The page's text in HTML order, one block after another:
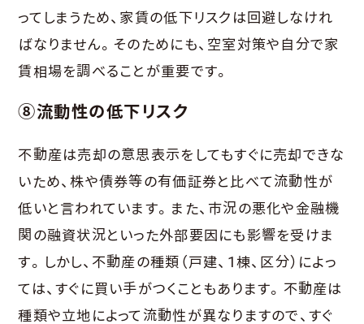
ってしまうため、家賃の低下リスクは回避しなけれ
ばなりません。そのためにも、空室対策や自分で家
賃相場を調べることが重要です。
⑧流動性の低下リスク
不動産は売却の意思表示をしてもすぐに売却できな
いため、株や債券等の有価証券と比べて流動性が
低いと言われています。また、市況の悪化や金融機
関の融資状況といった外部要因にも影響を受けま
す。しかし、不動産の種類（戸建、1棟、区分）によっ
ては、すぐに買い手がつくこともあります。不動産は
種類や立地によって流動性が異なりますので、すぐ